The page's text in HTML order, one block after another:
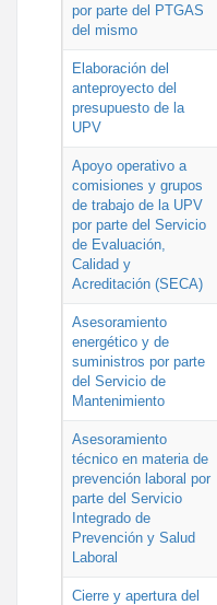
por parte del PTGAS
del mismo
Elaboración del
anteproyecto del
presupuesto de la
UPV
Apoyo operativo a
comisiones y grupos
de trabajo de la UPV
por parte del Servicio
de Evaluación,
Calidad y
Acreditación (SECA)
Asesoramiento
energético y de
suministros por parte
del Servicio de
Mantenimiento
Asesoramiento
técnico en materia de
prevención laboral por
parte del Servicio
Integrado de
Prevención y Salud
Laboral
Cierre y apertura del